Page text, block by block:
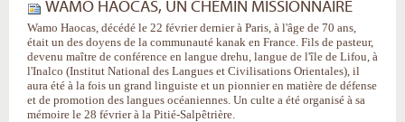
WAMO HAOCAS, UN CHEMIN MISSIONNAIRE
Wamo Haocas, décédé le 22 février dernier à Paris, à l'âge de 70 ans,
était un des doyens de la communauté kanak en France. Fils de pasteur,
devenu maître de conférence en langue drehu, langue de l'île de Lifou, à
l'Inalco (Institut National des Langues et Civilisations Orientales), il
aura été à la fois un grand linguiste et un pionnier en matière de défense
et de promotion des langues océaniennes. Un culte a été organisé à sa
mémoire le 28 février à la Pitié-Salpêtrière.